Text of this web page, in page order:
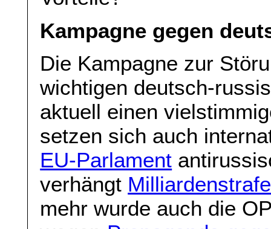
Kampagne gegen
Die Kampagne zur
wichtigen deutsch-
aktuell einen
setzen sich auch
EU-Parlament
verhängt
mehr wurde auch die